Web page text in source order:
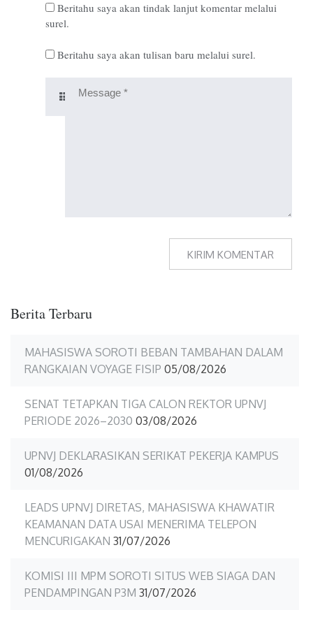
Beritahu saya akan tindak lanjut komentar melalui
surel.
Beritahu saya akan tulisan baru melalui surel.
Berita Terbaru
MAHASISWA SOROTI BEBAN TAMBAHAN DALAM
RANGKAIAN VOYAGE FISIP 05/08/2026
SENAT TETAPKAN TIGA CALON REKTOR UPNVJ
PERIODE 2026–2030 03/08/2026
UPNVJ DEKLARASIKAN SERIKAT PEKERJA KAMPUS
01/08/2026
LEADS UPNVJ DIRETAS, MAHASISWA KHAWATIR
KEAMANAN DATA USAI MENERIMA TELEPON
MENCURIGAKAN 31/07/2026
KOMISI III MPM SOROTI SITUS WEB SIAGA DAN
PENDAMPINGAN P3M 31/07/2026